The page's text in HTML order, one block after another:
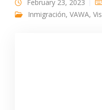
February 23, 2023
Inmigración, VAWA,